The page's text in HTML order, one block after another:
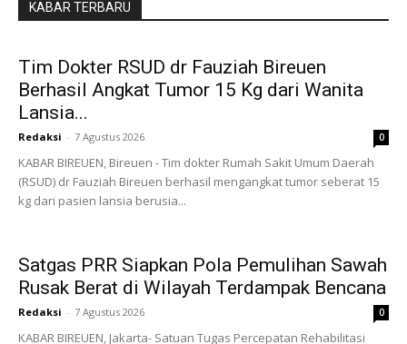
KABAR TERBARU
Tim Dokter RSUD dr Fauziah Bireuen
Berhasil Angkat Tumor 15 Kg dari Wanita
Lansia...
Redaksi - 7 Agustus 2026 0
KABAR BIREUEN, Bireuen - Tim dokter Rumah Sakit Umum Daerah
(RSUD) dr Fauziah Bireuen berhasil mengangkat tumor seberat 15
kg dari pasien lansia berusia...
Satgas PRR Siapkan Pola Pemulihan Sawah
Rusak Berat di Wilayah Terdampak Bencana
Redaksi - 7 Agustus 2026 0
KABAR BIREUEN, Jakarta- Satuan Tugas Percepatan Rehabilitasi